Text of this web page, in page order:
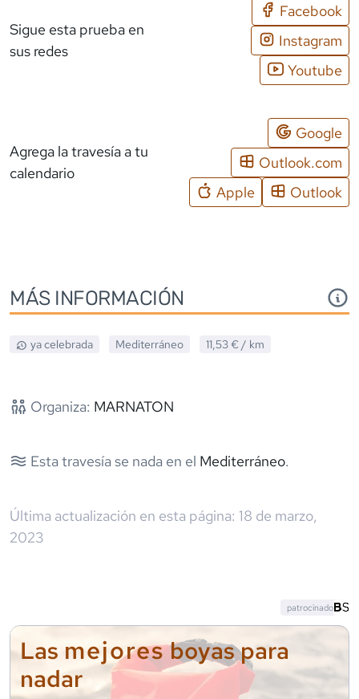
Sigue esta prueba en
sus redes
Facebook
Instagram
Youtube
Agrega la travesía a tu
calendario
Google
Outlook.com
Apple
Outlook
MÁS INFORMACIÓN
ya celebrada Mediterráneo 11,53 € / km
Organiza: MARNATON
Esta travesía se nada en el Mediterráneo.
Última actualización en esta página: 18 de marzo,
2023
Las mejoresboyas para
nadar
patrocinado